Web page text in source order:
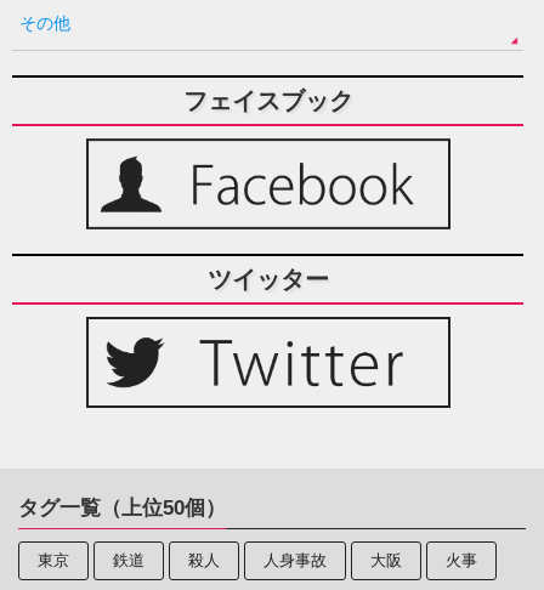
その他
フェイスブック
ツイッター
タグ一覧（上位50個）
東京 鉄道 殺人 人身事故 大阪 火事